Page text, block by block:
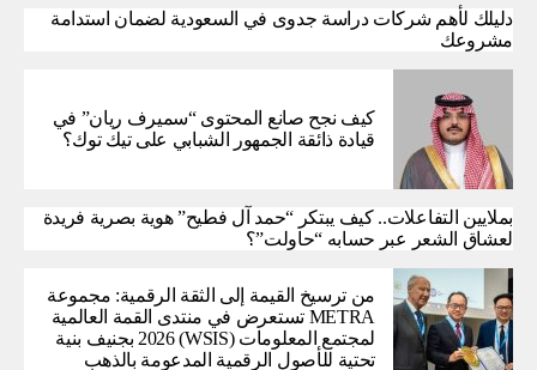
دليلك لأهم شركات دراسة جدوى في السعودية لضمان استدامة
مشروعك
كيف نجح صانع المحتوى “سميرف ريان” في
قيادة ذائقة الجمهور الشبابي على تيك توك؟
بملايين التفاعلات.. كيف يبتكر “حمد آل فطيح” هوية بصرية فريدة
لعشاق الشعر عبر حسابه “حاولت”؟
من ترسيخ القيمة إلى الثقة الرقمية: مجموعة
METRA تستعرض في منتدى القمة العالمية
لمجتمع المعلومات (WSIS) 2026 بجنيف بنية
تحتية للأصول الرقمية المدعومة بالذهب